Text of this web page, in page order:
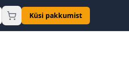
Küsi pakkumist